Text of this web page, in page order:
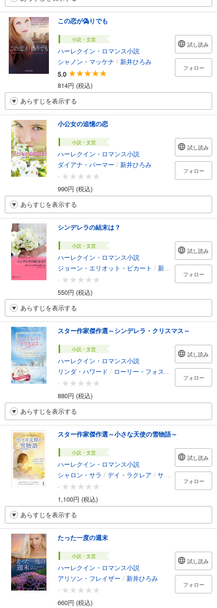
この恋が偽りでも
小説・文芸
ハーレクイン・ロマンス小説
シャノン・マッケナ / 新井ひろみ
5.0
814円 (税込)
試し読み
フォロー
あらすじを表示する
小公女の追憶の恋
小説・文芸
ハーレクイン・ロマンス小説
ダイアナ・パーマー / 新井ひろみ
-
990円 (税込)
試し読み
フォロー
あらすじを表示する
シンデレラの結末は？
小説・文芸
ハーレクイン・ロマンス小説
ジョーン・エリオット・ピカート / 新井ひろみ
-
550円 (税込)
試し読み
フォロー
あらすじを表示する
スター作家傑作選～シンデレラ・クリスマス～
小説・文芸
ハーレクイン・ロマンス小説
リンダ・ハワード / ローリー・フォスター /レベッカ・
-
880円 (税込)
試し読み
フォロー
あらすじを表示する
スター作家傑作選～小さな天使の雪物語～
小説・文芸
ハーレクイン・ロマンス小説
シャロン・サラ / デイ・ラクレア / サラ・モーガン /新
-
1,100円 (税込)
試し読み
フォロー
あらすじを表示する
たった一度の週末
小説・文芸
ハーレクイン・ロマンス小説
アリソン・フレイザー / 新井ひろみ
-
660円 (税込)
試し読み
フォロー